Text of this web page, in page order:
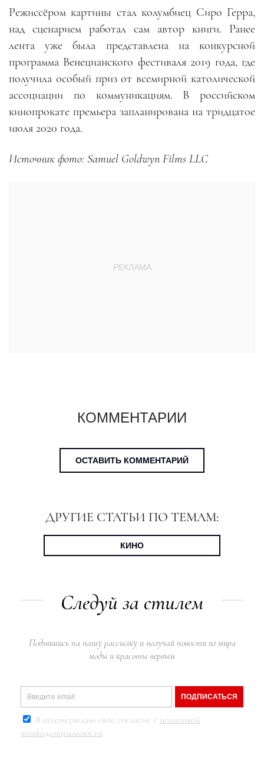
Режиссёром картины стал колумбиец Сиро Герра,
над сценарием работал сам автор книги. Ранее
лента уже была представлена на конкурсной
программа Венецианского фестиваля 2019 года, где
получила особый приз от всемирной католической
ассоциации по коммуникациям. В российском
кинопрокате премьера запланирована на тридцатое
июля 2020 года.
Источник фото: Samuel Goldwyn Films LLC
КОММЕНТАРИИ
ОСТАВИТЬ КОММЕНТАРИЙ
ДРУГИЕ СТАТЬИ ПО ТЕМАМ:
КИНО
Следуй за стилем
Подпишись на нашу рассылку и получай новости из мира
моды и красоты первым
ПОДПИСАТЬСЯ
Я подтверждаю свое согласие с политикой
конфиденциальности